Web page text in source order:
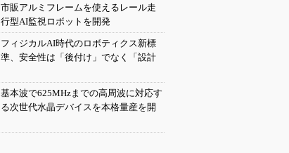
市販アルミフレームを使えるレール走
行型AI監視ロボットを開発
フィジカルAI時代のロボティクス新標
準、安全性は「後付け」でなく「設計
基本波で625MHzまでの高周波に対応す
る次世代水晶デバイスを本格量産を開